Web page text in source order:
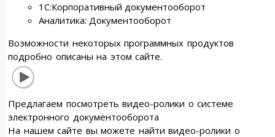
1С:Корпоративный документооборот
Аналитика: Документооборот
Возможности некоторых программных продуктов
подробно описаны на этом сайте.
Предлагаем посмотреть видео-ролики о системе
электронного документооборота
На нашем сайте вы можете найти видео-ролики о